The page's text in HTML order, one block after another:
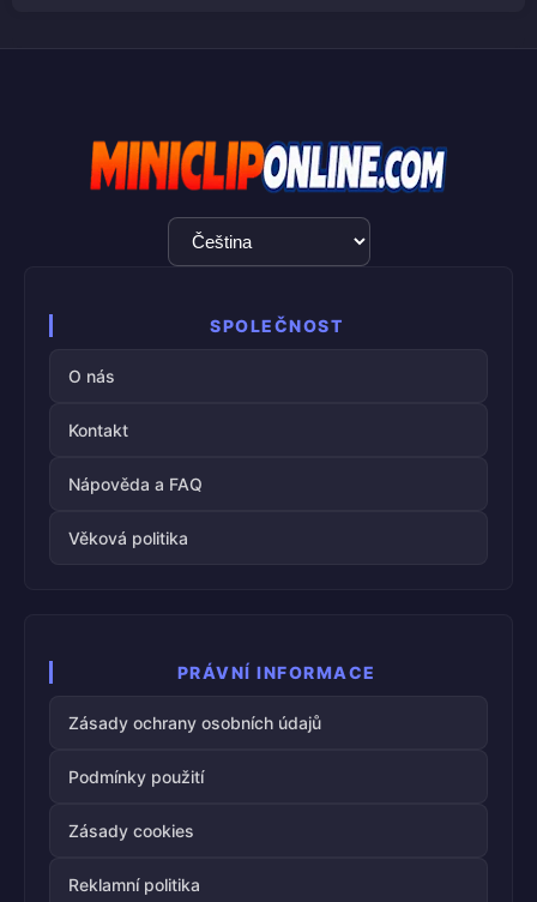
Výběr
jazyka
SPOLEČNOST
O nás
Kontakt
Nápověda a FAQ
Věková politika
PRÁVNÍ INFORMACE
Zásady ochrany osobních údajů
Podmínky použití
Zásady cookies
Reklamní politika